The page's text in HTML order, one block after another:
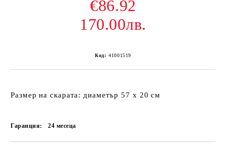
€86.92
170.00лв.
Код: 41001519
Размер на скарата: диаметър 57 x 20 см
Гаранция: 24 месеца